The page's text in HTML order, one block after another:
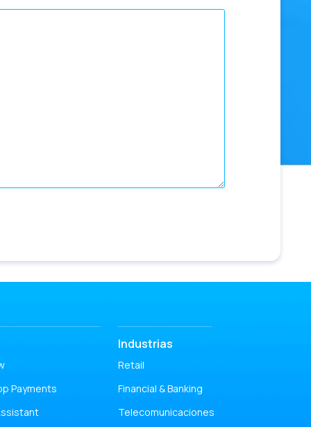
conversacional
Payments
Industrias
Retail
Financial & Banking
Telecomunicaciones